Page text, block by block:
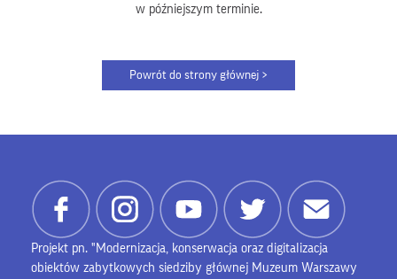
w późniejszym terminie.
Projekt pn. "Modernizacja, konserwacja oraz digitalizacja
obiektów zabytkowych siedziby głównej Muzeum Warszawy